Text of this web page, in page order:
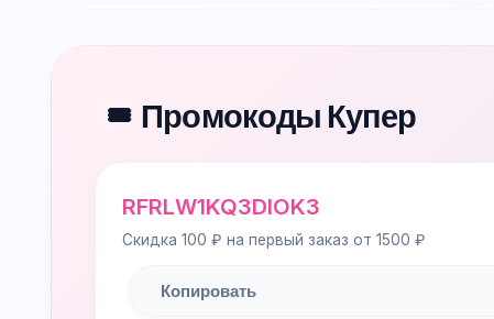
🎟️ Промокоды Купер
RFRLW1KQ3DIOK3
Скидка 100 ₽ на первый заказ от 1500 ₽
Копировать